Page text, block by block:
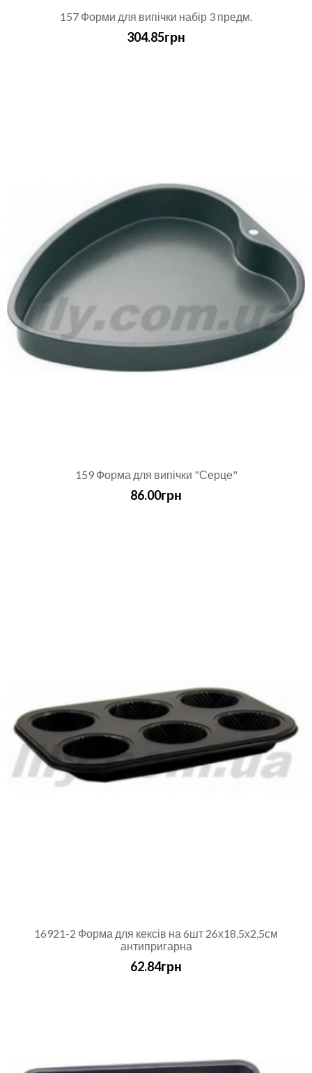
157 Форми для випічки набір 3 предм.
304.85грн
159 Форма для випічки "Серце"
86.00грн
16921-2 Форма для кексів на 6шт 26х18,5х2,5см
антипригарна
62.84грн